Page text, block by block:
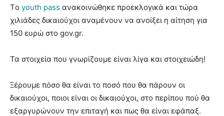
Tο youth pass ανακοινώθηκε προεκλογικά και τώρα
χιλιάδες δικαιούχοι αναμένουν να ανοίξει η αίτηση για
150 ευρώ στο gov.gr.
Τα στοιχεία που γνωρίζουμε είναι λίγα και στοιχειώδη!
Ξέρουμε πόσο θα είναι το ποσό που θα πάρουν οι
δικαιούχοι, ποιοι είναι οι δικαιούχοι, στο περίπου πού θα
εξαργυρώνουν την επιταγή και πως θα είναι εφάπαξ.